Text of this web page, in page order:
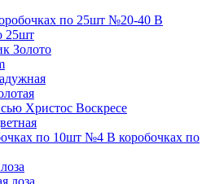
№20-40 В
25шт
Золото
Христос Воскресе
№4 В коробочках по
лоза